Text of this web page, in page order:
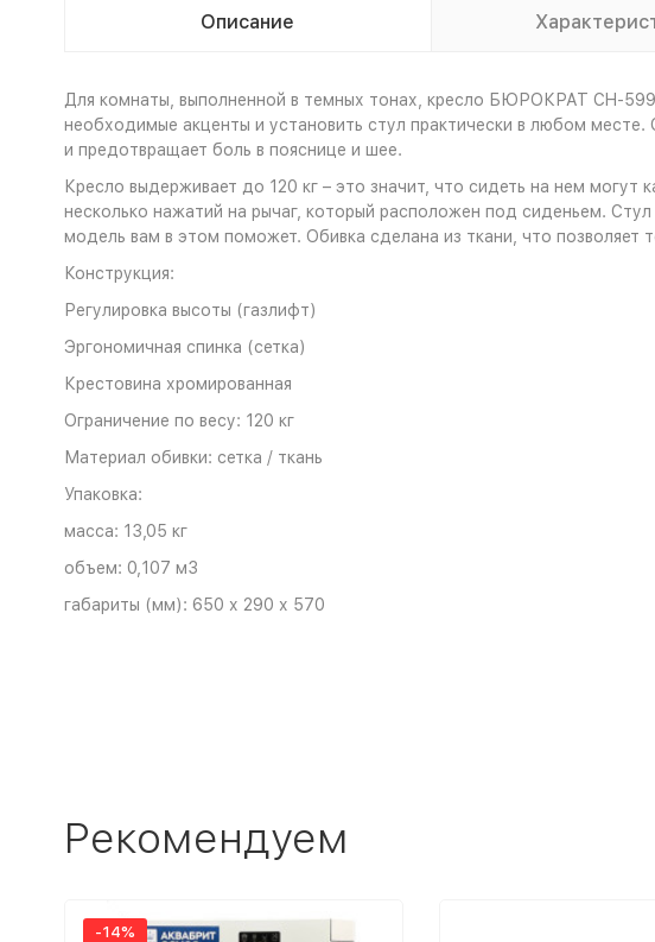
Описание
Для комнаты, выполненной в темных тонах, кресло БЮРОКРАТ CH-
необходимые акценты и установить стул практически в любом
и предотвращает боль в пояснице и шее.
Кресло выдерживает до 120 кг – это значит, что сидеть на нем
несколько нажатий на рычаг, который расположен под сиденьем.
модель вам в этом поможет. Обивка сделана из ткани, что позволяет
Конструкция:
Регулировка высоты (газлифт)
Эргономичная спинка (сетка)
Крестовина хромированная
Ограничение по весу: 120 кг
Материал обивки: сетка / ткань
Упаковка:
масса: 13,05 кг
объем: 0,107 м3
габариты (мм): 650 х 290 х 570
Рекомендуем
-14%